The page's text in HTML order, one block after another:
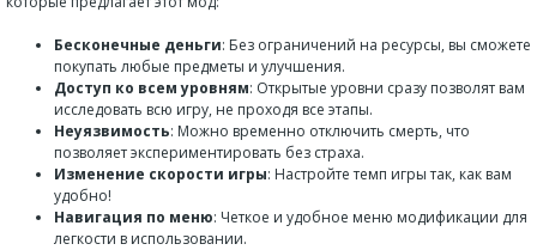
Бесконечные деньги: Без ограничений на ресурсы, вы сможете
покупать любые предметы и улучшения.
Доступ ко всем уровням: Открытые уровни сразу позволят вам
исследовать всю игру, не проходя все этапы.
Неуязвимость: Можно временно отключить смерть, что
позволяет экспериментировать без страха.
Изменение скорости игры: Настройте темп игры так, как вам
удобно!
Навигация по меню: Четкое и удобное меню модификации для
легкости в использовании.